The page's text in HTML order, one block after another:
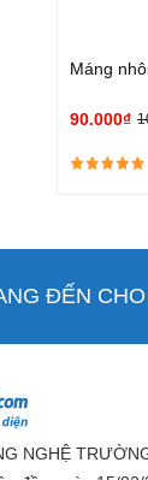
Máng
90.000₫
ĐẾN
NGHỆ